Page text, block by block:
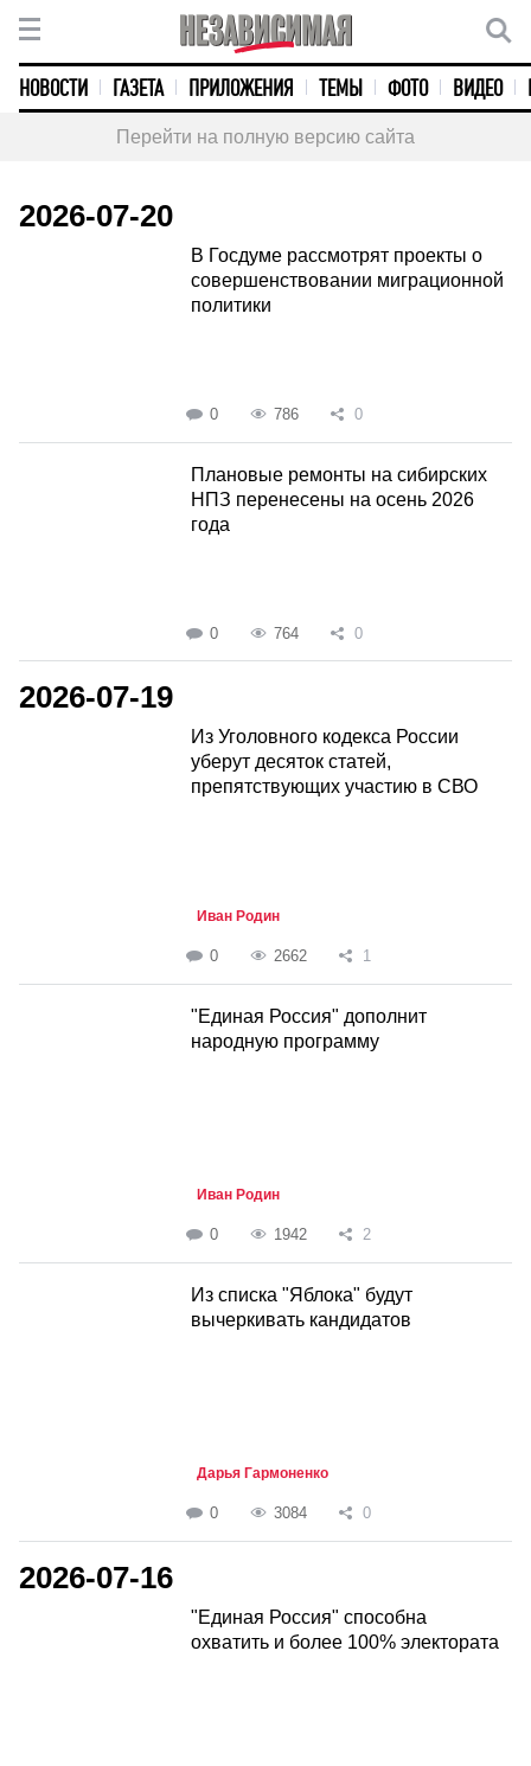
НОВОСТИ ГАЗЕТА ПРИЛОЖЕНИЯ ТЕМЫ ФОТО ВИДЕО
Перейти на полную версию сайта
2026-07-20
В Госдуме рассмотрят проекты о
совершенствовании миграционной
политики
0 786 0
Плановые ремонты на сибирских
НПЗ перенесены на осень 2026
года
0 764 0
2026-07-19
Из Уголовного кодекса России
уберут десяток статей,
препятствующих участию в СВО
Иван Родин
0 2662 1
"Единая Россия" дополнит
народную программу
Иван Родин
0 1942 2
Из списка "Яблока" будут
вычеркивать кандидатов
Дарья Гармоненко
0 3084 0
2026-07-16
"Единая Россия" способна
охватить и более 100% электората